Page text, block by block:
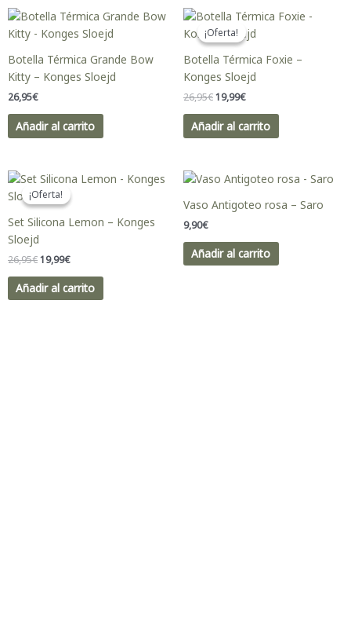
Botella Térmica Grande Bow
Kitty – Konges Sloejd
26,95€
Añadir al carrito
¡Oferta!
¡Oferta!
Botella Térmica Foxie –
Konges Sloejd
26,95€
El
precio
original
era:
26,95€.
19,99€
El
actual
19,99€.
Añadir al carrito
¡Oferta!
¡Oferta!
Set Silicona Lemon – Konges
Sloejd
26,95€
El
precio
original
26,95€.
19,99€
El
actual
19,99€.
Añadir al carrito
Vaso Antigoteo rosa – Saro
9,90€
Añadir al carrito